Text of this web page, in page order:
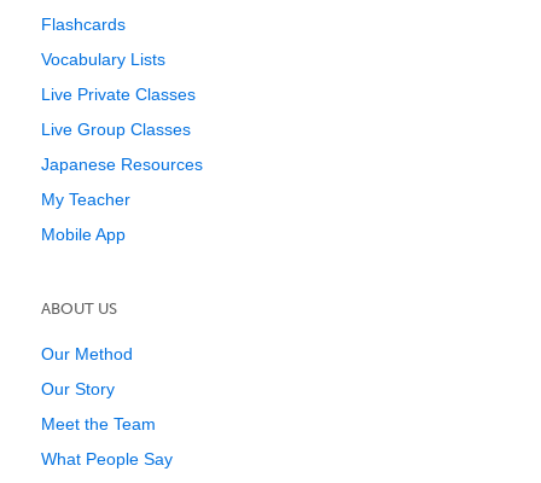
Flashcards
Vocabulary Lists
Live Private Classes
Live Group Classes
Japanese Resources
My Teacher
Mobile App
ABOUT US
Our Method
Our Story
Meet the Team
What People Say